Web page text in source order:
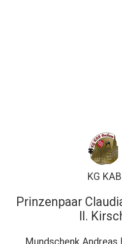
KG KAB
Prinzenpaar
II.
Mundschenk Andreas